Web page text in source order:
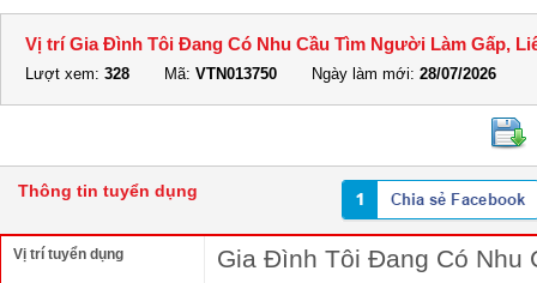
Vị trí Gia Đình Tôi Đang Có Nhu Cầu Tìm Người Làm Gấp,
Lượt xem: 328 Mã: VTN013750 Ngày làm mới: 28/07/2026
Thông tin tuyển dụng
Vị trí tuyển dụng
Gia Đình Tôi Đang Có Nhu